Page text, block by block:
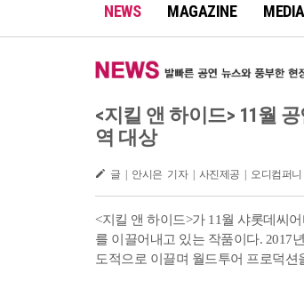
NEWS MAGAZINE MEDIA
<지킬 앤 하이드> 11월
역 대상
글 | 안시은 기자 | 사진제공 | 오디컴퍼니
<지킬 앤 하이드>가 11월 샤롯데씨
를 이끌어내고 있는 작품이다. 2017
도적으로 이끌며 월드투어 프로덕션